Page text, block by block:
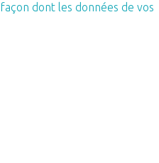
dont les données de vos